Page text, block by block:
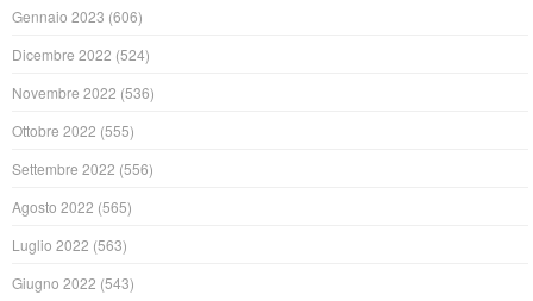
Gennaio 2023 (606)
Dicembre 2022 (524)
Novembre 2022 (536)
Ottobre 2022 (555)
Settembre 2022 (556)
Agosto 2022 (565)
Luglio 2022 (563)
Giugno 2022 (543)